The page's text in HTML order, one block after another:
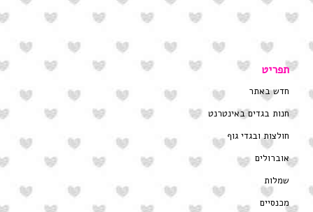
תפריט
חדש באתר
חנות בגדים באינטרנט
חולצות ובגדי גוף
אוברולים
שמלות
מכנסיים